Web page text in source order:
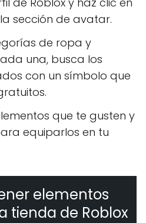
sección de avatar.
de ropa y
una, busca los
con un símbolo que
que te gusten y
equiparlos en tu
elementos
tienda de Roblox